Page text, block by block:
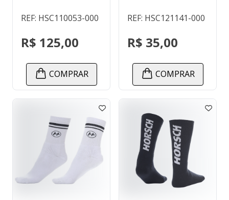
REF: HSC110053-000
R$ 125,00
COMPRAR
REF: HSC121141-000
R$ 35,00
COMPRAR